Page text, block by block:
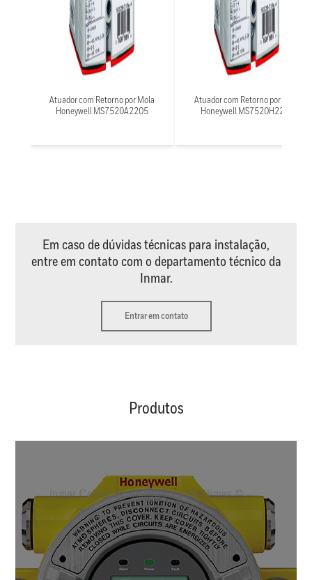
Atuador com Retorno por Mola
Honeywell MS7520A2205
Atuador com Retorno por Mola
Honeywell MS7520H2208
Em caso de dúvidas técnicas para instalação,
entre em contato com o departamento técnico da
Inmar.
Entrar em contato
Produtos